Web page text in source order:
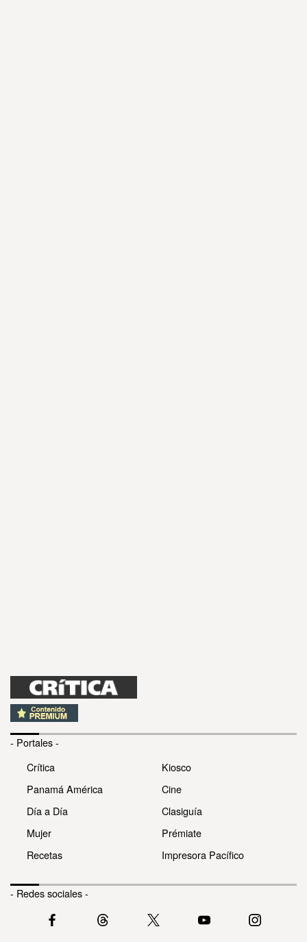
- Portales -
Crítica
Panamá América
Día a Día
Mujer
Recetas
Kiosco
Cine
Clasiguía
Prémiate
Impresora Pacífico
- Redes sociales -